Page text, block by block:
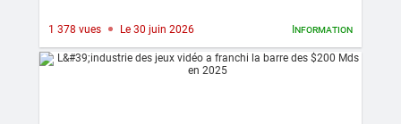
1 378 vues Le 30 juin 2026 Information